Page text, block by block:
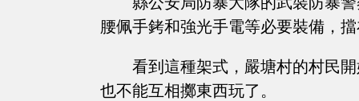
腰佩手銬和強光手電等必要裝備，
看到這種架式，嚴塘村的村民
也不能互相擲東西玩了。